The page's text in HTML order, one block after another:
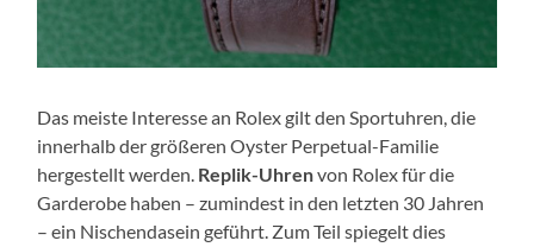
Das meiste Interesse an Rolex gilt den Sportuhren, die
innerhalb der größeren Oyster Perpetual-Familie
hergestellt werden. Replik-Uhrenvon Rolex für die
Garderobe haben – zumindest in den letzten 30 Jahren
– ein Nischendasein geführt. Zum Teil spiegelt dies